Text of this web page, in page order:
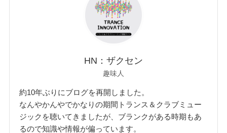
HN：ザクセン
趣味人
約10年ぶりにブログを再開しました。
なんやかんやでかなりの期間トランス＆クラブミュー
ジックを聴いてきましたが、ブランクがある時期もあ
るので知識や情報が偏っています。